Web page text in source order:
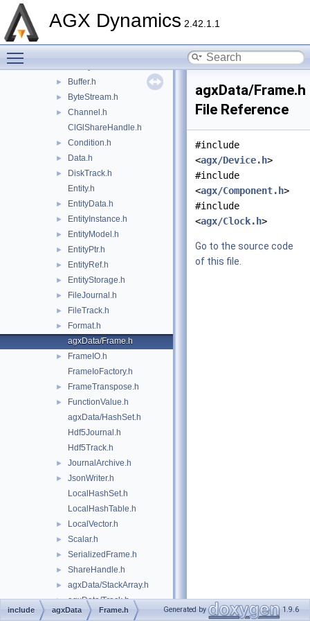
AGX Dynamics 2.42.1.1
► Attribute.h
► Buffer.h
► ByteStream.h
►
Channel.h
ClGlShareHandle.h
► Condition.h
► Data.h
►
DiskTrack.h
Entity.h
► EntityData.h
► EntityInstance.h
► EntityModel.h
► EntityPtr.h
► EntityRef.h
► EntityStorage.h
► FileJournal.h
► FileTrack.h
►
Format.h
agxData/Frame.h
►
FrameIO.h
FrameIoFactory.h
► FrameTranspose.h
►
FunctionValue.h
agxData/HashSet.h
Hdf5Journal.h
Hdf5Track.h
► JournalArchive.h
►
JsonWriter.h
LocalHashSet.h
LocalHashTable.h
► LocalVector.h
► Scalar.h
► SerializedFrame.h
► ShareHandle.h
► agxData/StackArray.h
► agxData/Track.h
► Type.h
agxData/Frame.h
File Reference
#include
<agx/Device.h>
#include
<agx/Component.h>
#include
<agx/Clock.h>
Go to the source code
of this file.
include agxData Frame.h Generated by 1.9.6